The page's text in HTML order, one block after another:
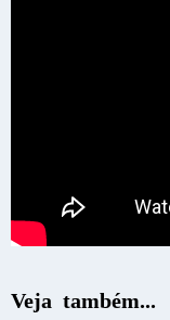
Veja também...